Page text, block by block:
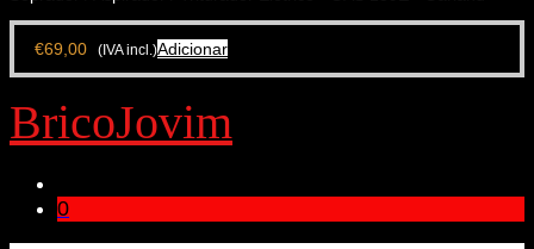
€69,00 (IVA incl.)Adicionar
BricoJovim
0